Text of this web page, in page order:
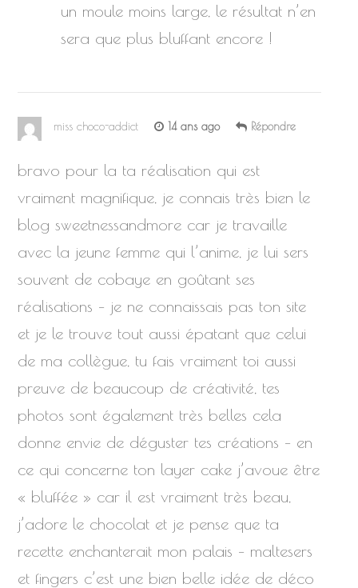
un moule moins large, le résultat n’en
sera que plus bluffant encore !
miss choco-addict 14 ans ago Répondre
bravo pour la ta réalisation qui est
vraiment magnifique, je connais très bien le
blog sweetnessandmore car je travaille
avec la jeune femme qui l’anime, je lui sers
souvent de cobaye en goûtant ses
réalisations – je ne connaissais pas ton site
et je le trouve tout aussi épatant que celui
de ma collègue, tu fais vraiment toi aussi
preuve de beaucoup de créativité, tes
photos sont également très belles cela
donne envie de déguster tes créations – en
ce qui concerne ton layer cake j’avoue être
« bluffée » car il est vraiment très beau,
j’adore le chocolat et je pense que ta
recette enchanterait mon palais – maltesers
et fingers c’est une bien belle idée de déco